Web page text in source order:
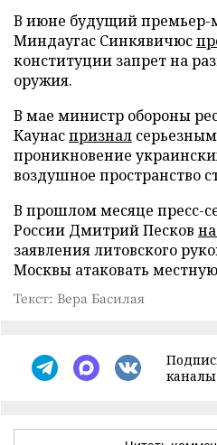
В июне будущий
Миндаугас Синкявичюс
конституции запрет на
оружия.
В мае министр обороны
Каунаспризнал
проникновение
воздушное пространство
В прошлом месяце пресс-
России Дмитрий Песков
заявления литовского
Москвы атаковать
Текст: Вера Басилая
каналы